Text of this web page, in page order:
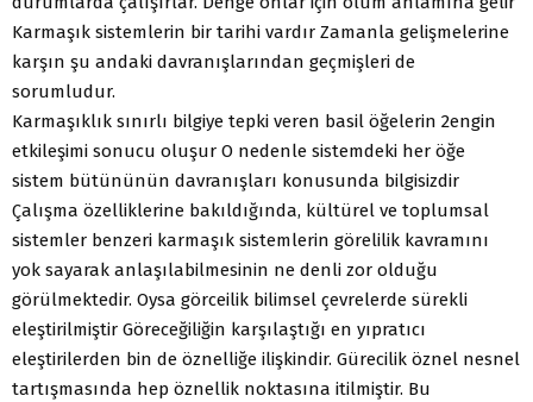
Karmaşık sistemlerin bir tarihi vardır Zamanla gelişmelerine
karşın şu andaki davranışlarından geçmişleri de
sorumludur.
Karmaşıklık sınırlı bilgiye tepki veren basil öğelerin 2engin
etkileşimi sonucu oluşur O nedenle sistemdeki her öğe
sistem bütününün davranışları konusunda bilgisizdir
Çalışma özelliklerine bakıldığında, kültürel ve toplumsal
sistemler benzeri karmaşık sistemlerin görelilik kavramını
yok sayarak anlaşılabilmesinin ne denli zor olduğu
görülmektedir. Oysa görceilik bilimsel çevrelerde sürekli
eleştirilmiştir Göreceğiliğin karşılaştığı en yıpratıcı
eleştirilerden bin de öznelliğe ilişkindir. Gürecilik öznel nesnel
tartışmasında hep öznellik noktasına itilmiştir. Bu